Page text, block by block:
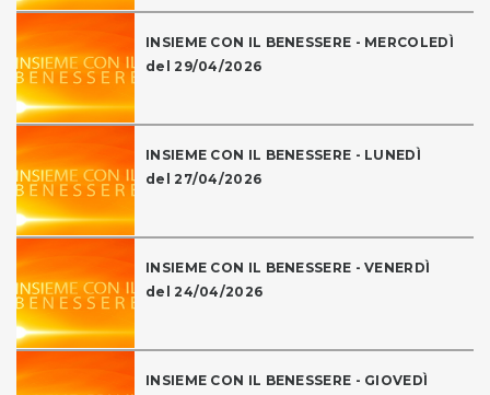
INSIEME CON IL BENESSERE - MERCOLEDÌ
del 29/04/2026
INSIEME CON IL BENESSERE - LUNEDÌ
del 27/04/2026
INSIEME CON IL BENESSERE - VENERDÌ
del 24/04/2026
INSIEME CON IL BENESSERE - GIOVEDÌ